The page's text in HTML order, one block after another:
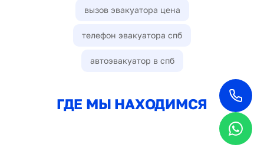
вызов эвакуатора цена
телефон эвакуатора спб
автоэвакуатор в спб
ГДЕ МЫ НАХОДИМСЯ